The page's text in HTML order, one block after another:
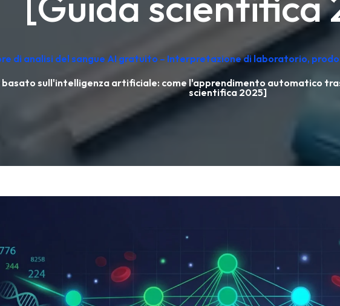
di analisi del sangue AI gratuito – Interpretazione di laboratorio,
basato sull'intelligenza artificiale: come l'apprendimento automatico
scientifica 2025]